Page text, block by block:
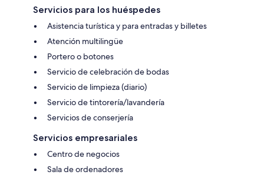
Servicios para los huéspedes
Asistencia turística y para entradas y billetes
Atención multilingüe
Portero o botones
Servicio de celebración de bodas
Servicio de limpieza (diario)
Servicio de tintorería/lavandería
Servicios de conserjería
Servicios empresariales
Centro de negocios
Sala de ordenadores